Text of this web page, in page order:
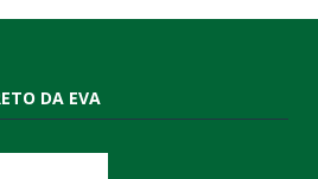
DA EVA